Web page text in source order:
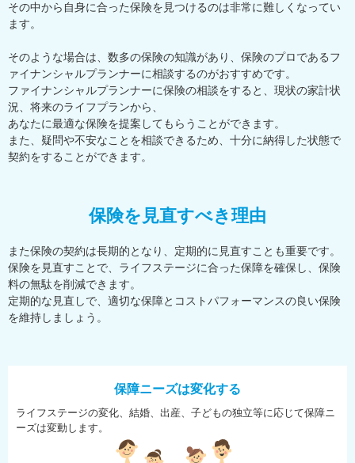
その中から自身に合った保険を見つけるのは非常に難しくなってい
ます。
そのような場合は、数多の保険の知識があり、保険のプロであるフ
ァイナンシャルプランナーに相談するのがおすすめです。
ファイナンシャルプランナーに保険の相談をすると、現状の家計状
況、将来のライフプランから、
あなたに最適な保険を提案してもらうことができます。
また、疑問や不安なことを相談できるため、十分に納得した状態で
契約をすることができます。
保険を見直すべき理由
また保険の契約は長期的となり、定期的に見直すことも重要です。
保険を見直すことで、ライフステージに合った保障を確保し、保険
料の無駄を削減できます。
定期的な見直しで、適切な保障とコストパフォーマンスの良い保険
を維持しましょう。
保障ニーズは変化する
ライフステージの変化、結婚、 出産、子どもの独立等に応じて保障ニ
ーズは変動します。